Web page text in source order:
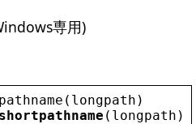
専用)
( longpath )
( longpath )